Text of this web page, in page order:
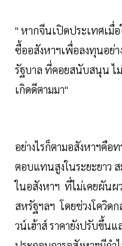
" หากจีนเปิดประเทศเมื่
ซื้ออสังหาฯเพื่อลงทุนอย่
รัฐบาล ที่คอยสนับสนุน ไ
เกิดดีตามมา"
อย่างไรก็ตามอสังหาฯคื
ตอบแทนสูงในระยะยาว
ในอสังหาฯ ที่ไม่เคยผัน
สหรัฐฯลฯ โดยช่วงโควิด
วน์เฮ้าส์ ราคายังปรับขึ้น